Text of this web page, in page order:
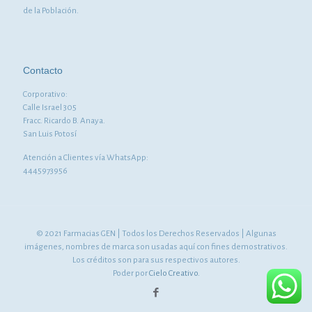
de la Población.
Contacto
Corporativo:
Calle Israel 305
Fracc. Ricardo B. Anaya.
San Luis Potosí
Atención a Clientes vía WhatsApp:
4445973956
© 2021 Farmacias GEN | Todos los Derechos Reservados | Algunas
imágenes, nombres de marca son usadas aquí con fines demostrativos.
Los créditos son para sus respectivos autores.
Poder porCielo Creativo.